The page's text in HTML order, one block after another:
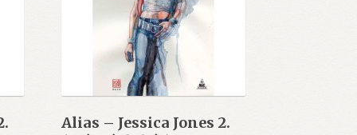
Alias – Jessica Jones 2.